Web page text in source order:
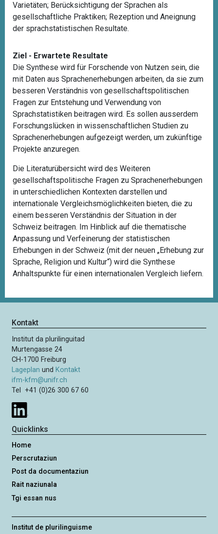
Varietäten; Berücksichtigung der Sprachen als
gesellschaftliche Praktiken; Rezeption und Aneignung
der sprachstatistischen Resultate.
Ziel - Erwartete Resultate
Die Synthese wird für Forschende von Nutzen sein, die
mit Daten aus Sprachenerhebungen arbeiten, da sie zum
besseren Verständnis von gesellschaftspolitischen
Fragen zur Entstehung und Verwendung von
Sprachstatistiken beitragen wird. Es sollen ausserdem
Forschungslücken in wissenschaftlichen Studien zu
Sprachenerhebungen aufgezeigt werden, um zukünftige
Projekte anzuregen.
Die Literaturübersicht wird des Weiteren
gesellschaftspolitische Fragen zu Sprachenerhebungen
in unterschiedlichen Kontexten darstellen und
internationale Vergleichsmöglichkeiten bieten, die zu
einem besseren Verständnis der Situation in der
Schweiz beitragen. Im Hinblick auf die thematische
Anpassung und Verfeinerung der statistischen
Erhebungen in der Schweiz (mit der neuen „Erhebung zur
Sprache, Religion und Kultur“) wird die Synthese
Anhaltspunkte für einen internationalen Vergleich liefern.
Kontakt
Institut da plurilinguitad
Murtengasse 24
CH-1700 Freiburg
Lageplan und Kontakt
ifm-kfm@unifr.ch
Tel +41 (0)26 300 67 60
Quicklinks
Home
Perscrutaziun
Post da documentaziun
Rait naziunala
Tgi essan nus
Institut de plurilinguisme